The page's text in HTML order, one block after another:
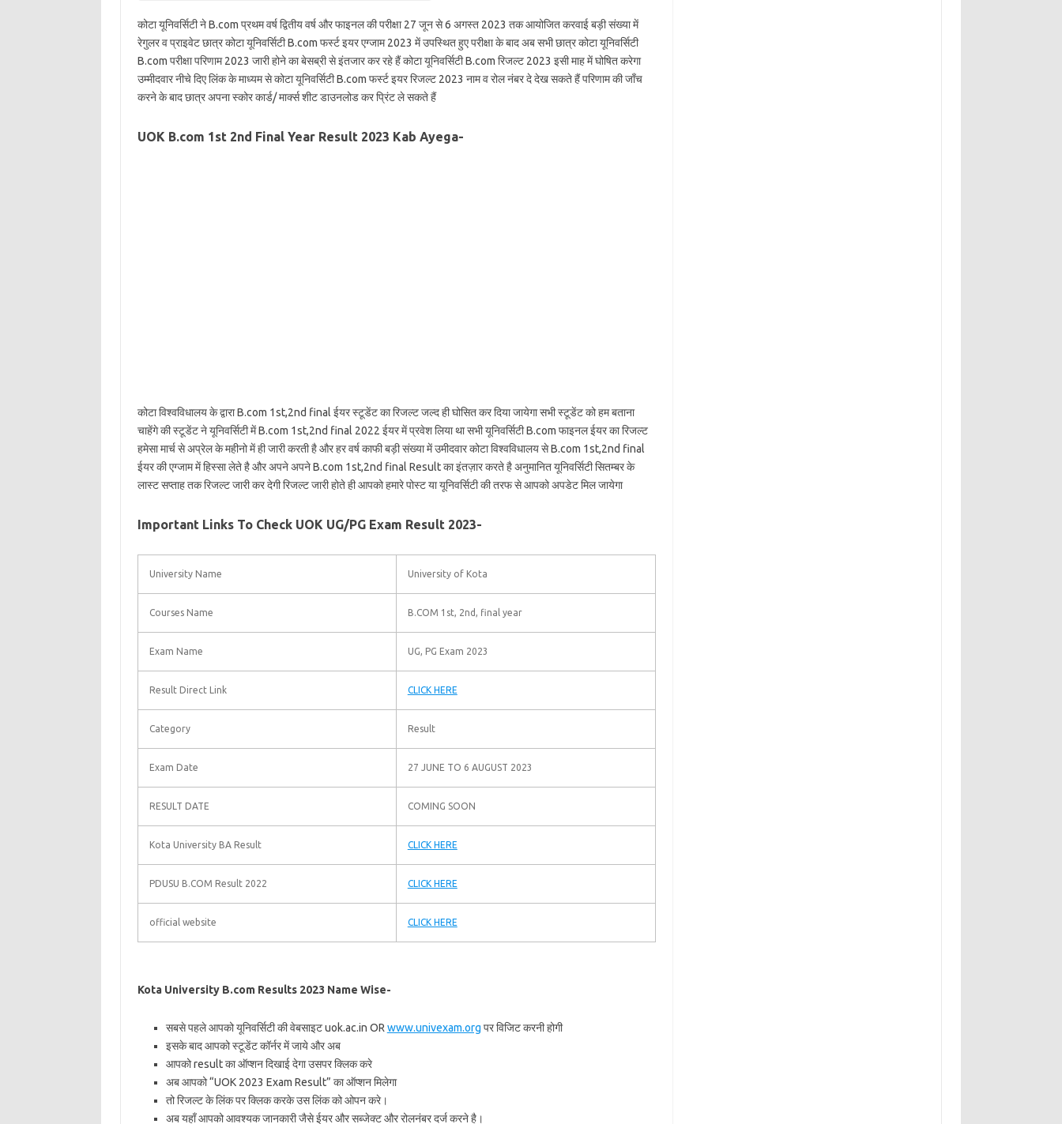
कोटा यूनिवर्सिटी ने B.com प्रथम वर्ष द्वितीय वर्ष और फाइनल की परीक्षा 27 जून से 6 अगस्त 2023 तक आयोजित करवाई बड़ी संख्या में
रेगुलर व प्राइवेट छात्र कोटा यूनिवर्सिटी B.com फर्स्ट इयर एग्जाम 2023 में उपस्थित हुए परीक्षा के बाद अब सभी छात्र कोटा यूनिवर्सिटी
B.com परीक्षा परिणाम 2023 जारी होने का बेसब्री से इंतजार कर रहे हैं कोटा यूनिवर्सिटी B.com रिजल्ट 2023 इसी माह में घोषित करेगा
उम्मीदवार नीचे दिए लिंक के माध्यम से कोटा यूनिवर्सिटी B.com फर्स्ट इयर रिजल्ट 2023 नाम व रोल नंबर दे देख सकते हैं परिणाम की जाँच
करने के बाद छात्र अपना स्कोर कार्ड/ मार्क्स शीट डाउनलोड कर प्रिंट ले सकते हैं
UOK B.com 1st 2nd Final Year Result 2023 Kab Ayega-
कोटा विश्वविधालय के द्वारा B.com 1st,2nd final ईयर स्टूडेंट का रिजल्ट जल्द ही घोसित कर दिया जायेगा सभी स्टूडेंट को हम बताना
चाहेंगे की स्टूडेंट ने यूनिवर्सिटी में B.com 1st,2nd final 2022 ईयर में प्रवेश लिया था सभी यूनिवर्सिटी B.com फाइनल ईयर का रिजल्ट
हमेसा मार्च से अप्रेल के महीनो में ही जारी करती है और हर वर्ष काफी बड़ी संख्या में उमीदवार कोटा विश्वविधालय से B.com 1st,2nd final
ईयर की एग्जाम में हिस्सा लेते है और अपने अपने B.com 1st,2nd final Result का इंतज़ार करते है अनुमानित यूनिवर्सिटी सितम्बर के
लास्ट सप्ताह तक रिजल्ट जारी कर देगी रिजल्ट जारी होते ही आपको हमारे पोस्ट या यूनिवर्सिटी की तरफ से आपको अपडेट मिल जायेगा
Important Links To Check UOK UG/PG Exam Result 2023-
University Name University of Kota
Courses Name B.COM 1st, 2nd, final year
Exam Name UG, PG Exam 2023
Result Direct Link CLICK HERE
Category Result
Exam Date 27 JUNE TO 6 AUGUST 2023
RESULT DATE COMING SOON
Kota University BA Result CLICK HERE
PDUSU B.COM Result 2022 CLICK HERE
official website CLICK HERE
Kota University B.com Results 2023 Name Wise-
सबसे पहले आपको यूनिवर्सिटी की वेबसाइट uok.ac.in OR www.univexam.org पर विजिट करनी होगी
इसके बाद आपको स्टूडेंट कॉर्नर में जाये और अब
आपको result का ऑप्शन दिखाई देगा उसपर क्लिक करे
अब आपको “UOK 2023 Exam Result” का ऑप्शन मिलेगा
तो रिजल्ट के लिंक पर क्लिक करके उस लिंक को ओपन करे।
अब यहाँ आपको आवश्यक जानकारी जैसे ईयर और सब्जेक्ट और रोलनंबर दर्ज करने है।